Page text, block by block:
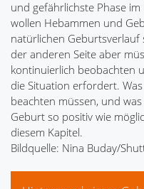
und gefährlichste Phase
wollen Hebammen und
natürlichen Geburtsverlauf
der anderen Seite aber
kontinuierlich beobachten
die Situation erfordert.
beachten müssen, und
Geburt so positiv wie
diesem Kapitel.
Bildquelle: Nina Buday/